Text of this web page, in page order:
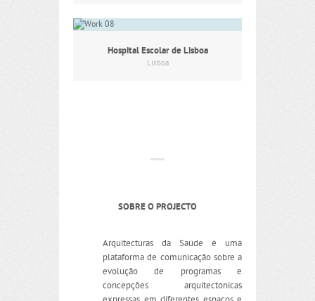
Hospital Escolar de Lisboa
Lisboa
SOBRE O PROJECTO
Arquitecturas da Saúde é uma
plataforma de comunicação sobre a
evolução de programas e
concepções arquitectónicas